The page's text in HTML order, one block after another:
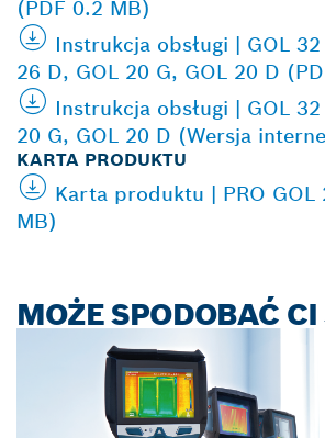
(PDF 0.2 MB)
Instrukcja obsługi | GOL
26 D, GOL 20 G, GOL 20 D
Instrukcja obsługi | GOL
20 G, GOL 20 D (Wersja
KARTA PRODUKTU
Karta produktu | PRO GOL
MB)
MOŻE SPODOBAĆ